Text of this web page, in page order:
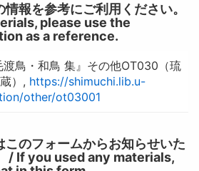
報を参考にご利用ください。
please use the
as a reference.
渡鳥・和鳥 集』その他OT030（琉
）, https://shimuchi.lib.u-
other/ot03001
このフォームからお知らせいた
/ If you used any materials,